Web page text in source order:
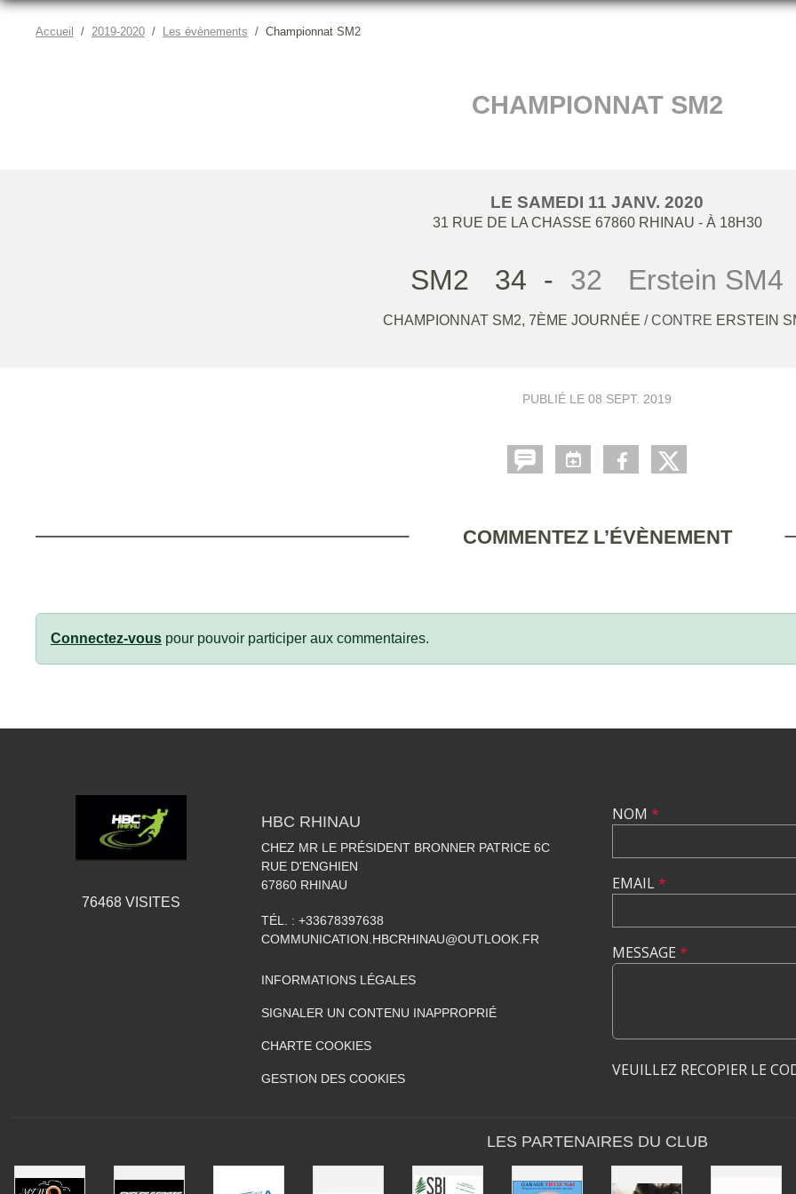
Accueil 2019-2020 Les évènements Championnat SM2
CHAMPIONNAT SM2
LE SAMEDI 11 JANV. 2020
31 RUE DE LA CHASSE 67860 RHINAU - À 18H30
SM2 34 - 32 Erstein SM4
CHAMPIONNAT SM2, 7ÈME JOURNÉE / CONTRE ERSTEIN
PUBLIÉ LE 08 SEPT. 2019
COMMENTEZ L’ÉVÈNEMENT
Connectez-vous pour pouvoir participer aux commentaires.
76468VISITES
HBC RHINAU
CHEZ MR LE PRÉSIDENT BRONNER PATRICE 6C
RUE D'ENGHIEN
67860 RHINAU
TÉL. : +33678397638
COMMUNICATION.HBCRHINAU@OUTLOOK.FR
INFORMATIONS LÉGALES
SIGNALER UN CONTENU INAPPROPRIÉ
CHARTE COOKIES
GESTION DES COOKIES
NOM *
EMAIL*
MESSAGE *
VEUILLEZ RECOPIER LE
LES PARTENAIRES DU CLUB